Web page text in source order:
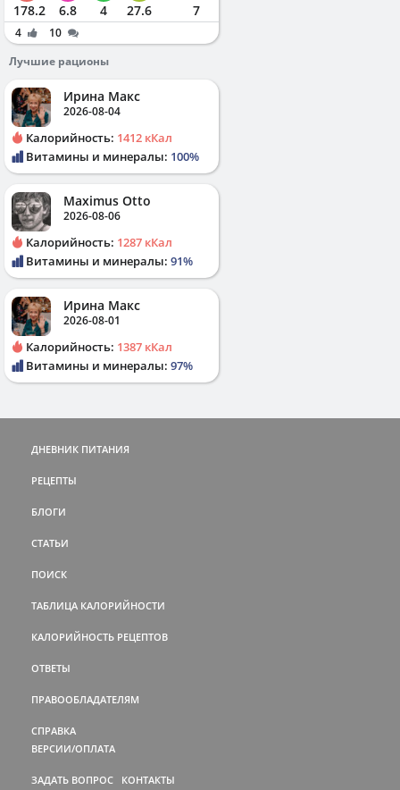
178.2 6.8 4 27.6 7
4
10
Лучшие рационы
Ирина Макс
2026-08-04
Калорийность: 1412 кКал
Витамины и минералы: 100%
Maximus Otto
2026-08-06
Калорийность: 1287 кКал
Витамины и минералы: 91%
Ирина Макс
2026-08-01
Калорийность: 1387 кКал
Витамины и минералы: 97%
ДНЕВНИК ПИТАНИЯ
РЕЦЕПТЫ
БЛОГИ
СТАТЬИ
ПОИСК
ТАБЛИЦА КАЛОРИЙНОСТИ
КАЛОРИЙНОСТЬ РЕЦЕПТОВ
ОТВЕТЫ
ПРАВООБЛАДАТЕЛЯМ
СПРАВКА
ВЕРСИИ/ОПЛАТА
ЗАДАТЬ ВОПРОС КОНТАКТЫ